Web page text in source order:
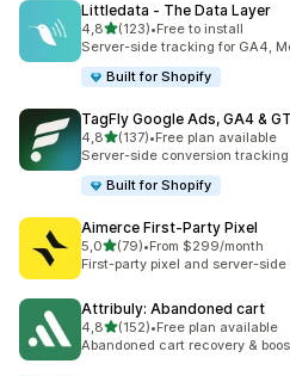
Littledata ‑ The Data Layer
4,8z 5 hvězd
(123)
Celkový počet recenzí: 123
•Free to install
Server-side tracking for GA4,
Built for Shopify
TagFly Google Ads, GA4 &
4,8z 5 hvězd
(137)
Celkový počet recenzí: 137
•Free plan available
Server-side conversion
Built for Shopify
Aimerce First‑Party Pixel
5,0z 5 hvězd
(79)
Celkový počet recenzí: 79
•From $299/month
First-party pixel and server-side
Attribuly: Abandoned cart
4,8z 5 hvězd
(152)
Celkový počet recenzí: 152
•Free plan available
Abandoned cart recovery &